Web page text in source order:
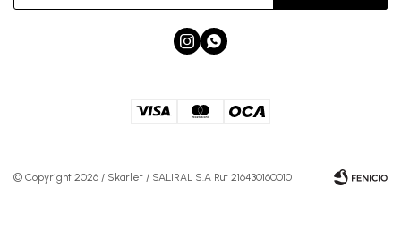
 
© Copyright 2026 / Skarlet / SALIRAL S.A Rut 216430160010